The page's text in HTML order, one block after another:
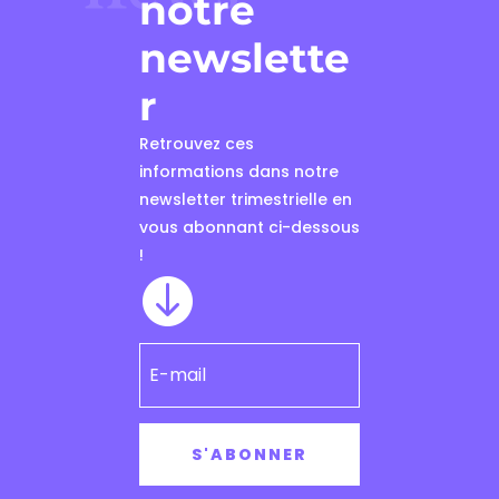
notre
newslette
r
Retrouvez ces
informations dans notre
newsletter trimestrielle en
vous abonnant ci-dessous
!

S'ABONNER